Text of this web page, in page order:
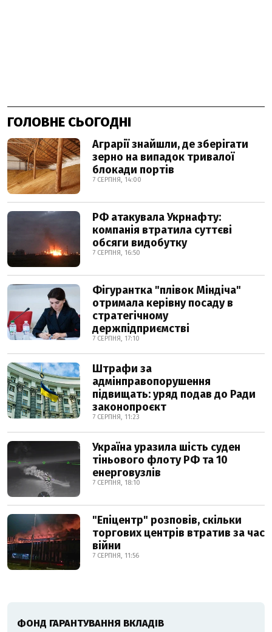
ГОЛОВНЕ СЬОГОДНІ
Аграрії знайшли, де зберігати
зерно на випадок тривалої
блокади портів
7 СЕРПНЯ, 14:00
РФ атакувала Укрнафту:
компанія втратила суттєві
обсяги видобутку
7 СЕРПНЯ, 16:50
Фігурантка "плівок Міндіча"
отримала керівну посаду в
стратегічному
держпідприємстві
7 СЕРПНЯ, 17:10
Штрафи за
адмінправопорушення
підвищать: уряд подав до Ради
законопроєкт
7 СЕРПНЯ, 11:23
Україна уразила шість суден
тіньового флоту РФ та 10
енерговузлів
7 СЕРПНЯ, 18:10
"Епіцентр" розповів, скільки
торгових центрів втратив за час
війни
7 СЕРПНЯ, 11:56
ФОНД ГАРАНТУВАННЯ ВКЛАДІВ